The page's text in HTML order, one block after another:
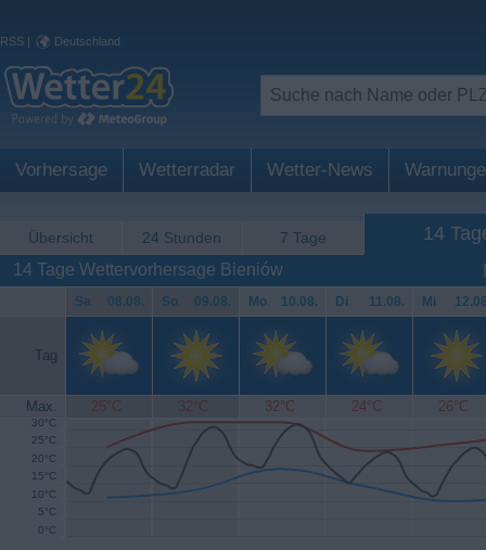
RSS | Deutschland
Vorhersage Wetterradar Wetter-News
Übersicht 24 Stunden 7 Tage 14
14 Tage Wettervorhersage Bieniów
Sa. 08.08. So. 09.08. Mo. 10.08. Di. 11.08. Mi.
Tag
Max. 25°C 32°C 32°C 24°C 26°C
0°C
5°C
10°C
15°C
20°C
25°C
30°C